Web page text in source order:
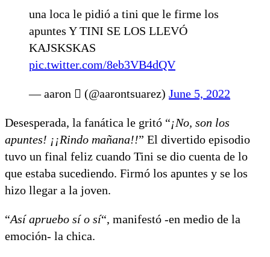
una loca le pidió a tini que le firme los
apuntes Y TINI SE LOS LLEVÓ
KAJSKSKAS
pic.twitter.com/8eb3VB4dQV
— aaron  (@aarontsuarez) June 5, 2022
Desesperada, la fanática le gritó “¡No, son los
apuntes! ¡¡Rindo mañana!!” El divertido episodio
tuvo un final feliz cuando Tini se dio cuenta de lo
que estaba sucediendo. Firmó los apuntes y se los
hizo llegar a la joven.
“Así apruebo sí o sí“, manifestó -en medio de la
emoción- la chica.